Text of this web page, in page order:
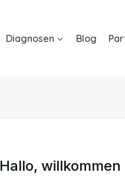
Diagnosen Blog
Hallo,